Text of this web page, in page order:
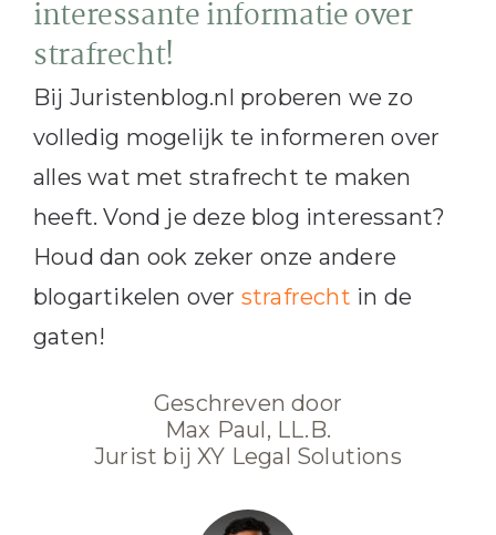
interessante informatie over
strafrecht!
Bij Juristenblog.nl proberen we zo
volledig mogelijk te informeren over
alles wat met strafrecht te maken
heeft. Vond je deze blog interessant?
Houd dan ook zeker onze andere
blogartikelen over strafrecht in de
gaten!
Geschreven door
Max Paul, LL.B.
Jurist bij XY Legal Solutions